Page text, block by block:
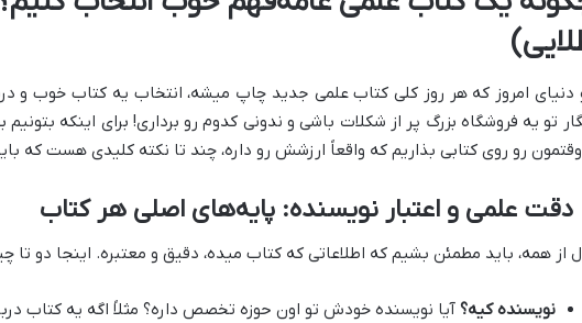
دنیای امروز که هر روز کلی کتاب علمی جدید چاپ میشه، انتخاب یه کتاب خوب و
تو یه فروشگاه بزرگ پر از شکلات باشی و ندونی کدوم رو برداری! برای اینکه
رو روی کتابی بذاریم که واقعاً ارزشش رو داره، چند تا نکته کلیدی هست که
از همه، باید مطمئن بشیم که اطلاعاتی که کتاب میده، دقیق و معتبره. اینجا دو تا
نویسنده کیه؟ آیا نویسنده خودش تو اون حوزه تخصص داره؟ مثلاً اگه یه کتاب